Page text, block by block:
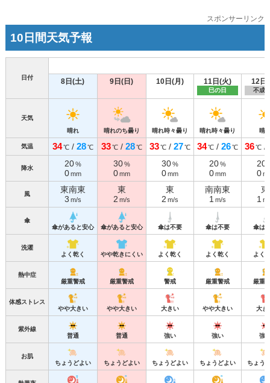
スポンサーリンク
10日間天気予報
日付 8日(土) 9日(日) 10日(月) 11日(火)
巳の日
12日
不成
天気
晴れ
晴れのち曇り 晴れ時々曇り 晴れ時々曇り 晴
気温 34℃/ 28℃ 33℃/ 28℃ 33℃/ 27℃ 34℃/ 26℃ 36℃/
降水 20%
0mm
30%
0mm
30%
0mm
20%
0mm
20
0
風
東南東
3 m/s
東
2 m/s
東
2 m/s
南南東
1 m/s
東
1
傘
傘があると安心
傘があると安心 傘は不要 傘は不要 傘は
洗濯
よく乾く
やや乾きにくい よく乾く よく乾く よく
熱中症
厳重警戒
厳重警戒 警戒 厳重警戒 厳重
体感ストレス
やや大きい
やや大きい 大きい やや大きい 大き
紫外線
普通
普通 強い 強い 強
お肌
ちょうどよい
ちょうどよい ちょうどよい ちょうどよい ちょう